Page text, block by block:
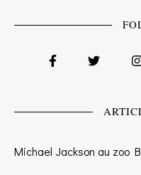
Michael Jackson au zoo